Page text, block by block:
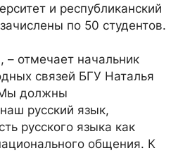
и республиканский
по 50 студентов.
– отмечает начальник
связей БГУ Наталья
Мы должны
русский язык,
русского языка как
общения. К